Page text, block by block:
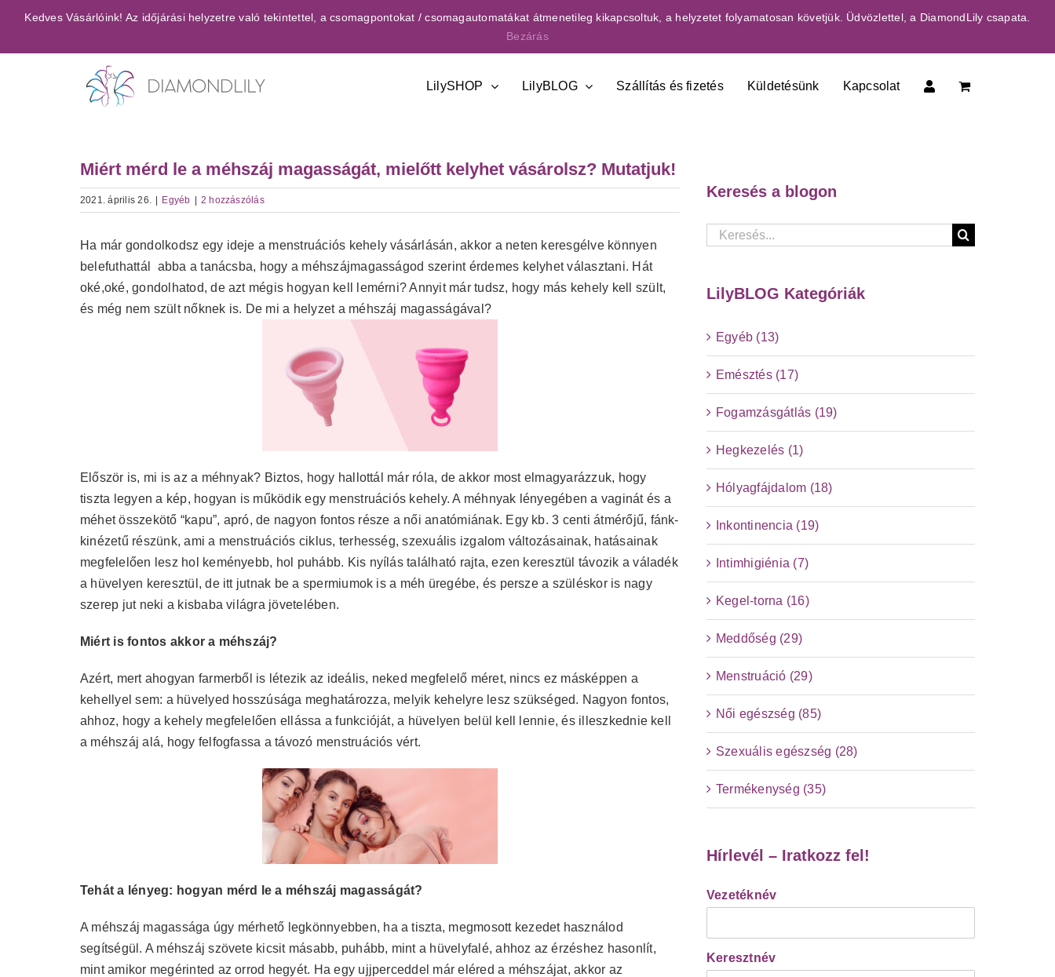
Kedves Vásárlóink! Az időjárási helyzetre való tekintettel, a csomagpontokat / csomagautomatákat átmenetileg kikapcsoltuk, a helyzetet folyamatosan követjük. Üdvözlettel, a DiamondLily csapata.
Bezárás
LilySHOP LilyBLOG Szállítás és fizetés Küldetésünk Kapcsolat
Miért mérd le a méhszáj magasságát, mielőtt kelyhet vásárolsz? Mutatjuk!
2021. április 26. Egyéb 2 hozzászólás
Ha már gondolkodsz egy ideje a menstruációs kehely vásárlásán, akkor a neten keresgélve könnyen
belefuthattál abba a tanácsba, hogy a méhszájmagasságod szerint érdemes kelyhet választani. Hát
oké,oké, gondolhatod, de azt mégis hogyan kell lemérni? Annyit már tudsz, hogy más kehely kell szült,
és még nem szült nőknek is. De mi a helyzet a méhszáj magasságával?
Először is, mi is az a méhnyak? Biztos, hogy hallottál már róla, de akkor most elmagyarázzuk, hogy
tiszta legyen a kép, hogyan is működik egy menstruációs kehely. A méhnyak lényegében a vaginát és a
méhet összekötő “kapu”, apró, de nagyon fontos része a női anatómiának. Egy kb. 3 centi átmérőjű, fánk-
kinézetű részünk, ami a menstruációs ciklus, terhesség, szexuális izgalom változásainak, hatásainak
megfelelően lesz hol keményebb, hol puhább. Kis nyílás található rajta, ezen keresztül távozik a váladék
a hüvelyen keresztül, de itt jutnak be a spermiumok is a méh üregébe, és persze a szüléskor is nagy
szerep jut neki a kisbaba világra jövetelében.
Miért is fontos akkor a méhszáj?
Azért, mert ahogyan farmerből is létezik az ideális, neked megfelelő méret, nincs ez másképpen a
kehellyel sem: a hüvelyed hosszúsága meghatározza, melyik kehelyre lesz szükséged. Nagyon fontos,
ahhoz, hogy a kehely megfelelően ellássa a funkcióját, a hüvelyen belül kell lennie, és illeszkednie kell
a méhszáj alá, hogy felfogfassa a távozó menstruációs vért.
Tehát a lényeg: hogyan mérd le a méhszáj magasságát?
A méhszáj magassága úgy mérhető legkönnyebben, ha a tiszta, megmosott kezedet használod
segítségül. A méhszáj szövete kicsit másabb, puhább, mint a hüvelyfalé, ahhoz az érzéshez hasonlít,
mint amikor megérinted az orrod hegyét. Ha egy ujjperceddel már eléred a méhszájat, akkor az
Keresés a blogon
Keresés...
LilyBLOG Kategóriák
Egyéb (13)
Emésztés (17)
Fogamzásgátlás (19)
Hegkezelés (1)
Hólyagfájdalom (18)
Inkontinencia (19)
Intimhigiénia (7)
Kegel-torna (16)
Meddőség (29)
Menstruáció (29)
Női egészség (85)
Szexuális egészség (28)
Termékenység (35)
Hírlevél – Iratkozz fel!
Vezetéknév
Keresztnév